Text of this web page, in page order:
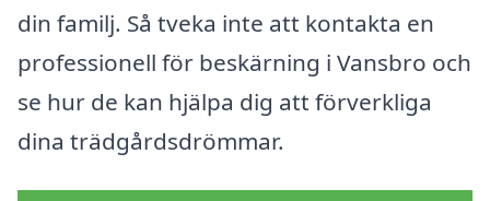
din familj. Så tveka inte att kontakta en
professionell för beskärning i Vansbro och
se hur de kan hjälpa dig att förverkliga
dina trädgårdsdrömmar.